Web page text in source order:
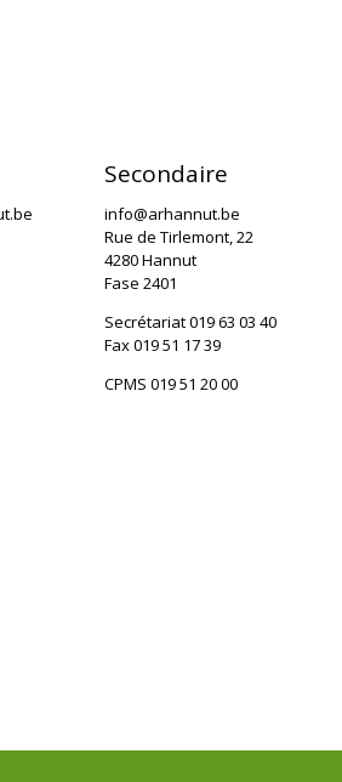
Secondaire
info@arhannut.be
Rue de Tirlemont, 22
4280 Hannut
Fase 2401
Secrétariat 019 63 03 40
Fax 019 51 17 39
CPMS 019 51 20 00